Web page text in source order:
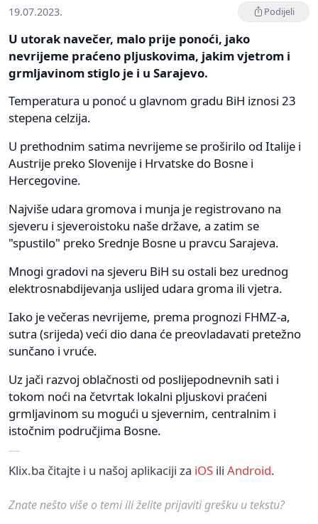
19.07.2023. Podijeli
U utorak navečer, malo prije ponoći, jako
nevrijeme praćeno pljuskovima, jakim vjetrom i
grmljavinom stiglo je i u Sarajevo.
Temperatura u ponoć u glavnom gradu BiH iznosi 23
stepena celzija.
U prethodnim satima nevrijeme se proširilo od Italije i
Austrije preko Slovenije i Hrvatske do Bosne i
Hercegovine.
Najviše udara gromova i munja je registrovano na
sjeveru i sjeveroistoku naše države, a zatim se
"spustilo" preko Srednje Bosne u pravcu Sarajeva.
Mnogi gradovi na sjeveru BiH su ostali bez urednog
elektrosnabdijevanja uslijed udara groma ili vjetra.
Iako je večeras nevrijeme, prema prognozi FHMZ-a,
sutra (srijeda) veći dio dana će preovladavati pretežno
sunčano i vruće.
Uz jači razvoj oblačnosti od poslijepodnevnih sati i
tokom noći na četvrtak lokalni pljuskovi praćeni
grmljavinom su mogući u sjevernim, centralnim i
istočnim područjima Bosne.
Klix.ba čitajte i u našoj aplikaciji za iOS ili Android.
Znate nešto više o temi ili želite prijaviti grešku u tekstu?